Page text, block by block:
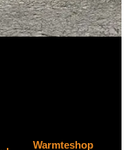
Warmteshop